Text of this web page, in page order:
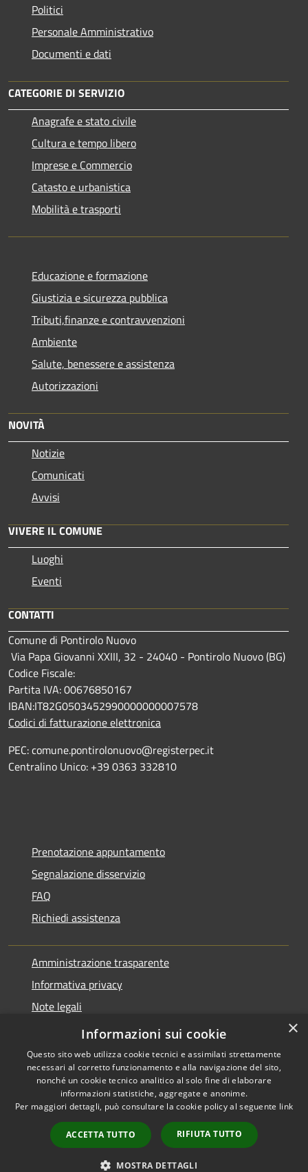
Politici
Personale Amministrativo
Documenti e dati
CATEGORIE DI SERVIZIO
Anagrafe e stato civile
Cultura e tempo libero
Imprese e Commercio
Catasto e urbanistica
Mobilità e trasporti
Educazione e formazione
Giustizia e sicurezza pubblica
Tributi,finanze e contravvenzioni
Ambiente
Salute, benessere e assistenza
Autorizzazioni
NOVITÀ
Notizie
Comunicati
Avvisi
VIVERE IL COMUNE
Luoghi
Eventi
CONTATTI
Comune di Pontirolo Nuovo
Via Papa Giovanni XXIII, 32 - 24040 - Pontirolo Nuovo (BG)
Codice Fiscale:
Partita IVA: 00676850167
IBAN:IT82G0503452990000000007578
Codici di fatturazione elettronica
PEC: comune.pontirolonuovo@registerpec.it
Centralino Unico: +39 0363 332810
Prenotazione appuntamento
Segnalazione disservizio
FAQ
Richiedi assistenza
Amministrazione trasparente
Informativa privacy
Note legali
Dichiarazione di accessibilità
Accessibilità
Copyright © 2026 • Comune di
Pontirolo Nuovo • Powered by
Municipium•
Accesso
redazione
×
Informazioni sui cookie
Questo sito web utilizza cookie tecnici e assimilati strettamente
necessari al corretto funzionamento e alla navigazione del sito,
nonché un cookie tecnico analitico al solo fine di elaborare
informazioni statistiche, aggregate e anonime.
Per maggiori dettagli, può consultare la cookie policy al seguente link
ACCETTA TUTTO RIFIUTA TUTTO
MOSTRA DETTAGLI